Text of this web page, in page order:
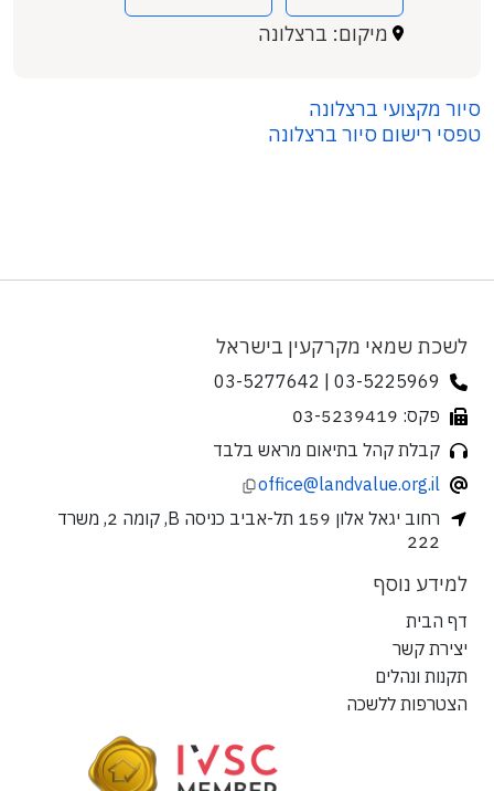
מיקום: ברצלונה
סיור מקצועי ברצלונה
טפסי רישום סיור ברצלונה
לשכת שמאי מקרקעין בישראל
03-5225969 | 03-5277642
פקס: 03-5239419
קבלת קהל בתיאום מראש בלבד
office@landvalue.org.il
רחוב יגאל אלון 159 תל-אביב כניסה B, קומה 2, משרד
222
למידע נוסף
דף הבית
יצירת קשר
תקנות ונהלים
הצטרפות ללשכה